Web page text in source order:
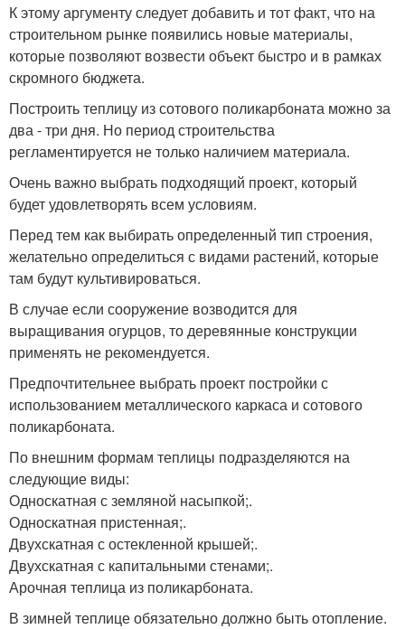
К этому аргументу следует добавить и тот факт, что на
строительном рынке появились новые материалы,
которые позволяют возвести объект быстро и в рамках
скромного бюджета.
Построить теплицу из сотового поликарбоната можно за
два - три дня. Но период строительства
регламентируется не только наличием материала.
Очень важно выбрать подходящий проект, который
будет удовлетворять всем условиям.
Перед тем как выбирать определенный тип строения,
желательно определиться с видами растений, которые
там будут культивироваться.
В случае если сооружение возводится для
выращивания огурцов, то деревянные конструкции
применять не рекомендуется.
Предпочтительнее выбрать проект постройки с
использованием металлического каркаса и сотового
поликарбоната.
По внешним формам теплицы подразделяются на
следующие виды:
Односкатная с земляной насыпкой;.
Односкатная пристенная;.
Двухскатная с остекленной крышей;.
Двухскатная с капитальными стенами;.
Арочная теплица из поликарбоната.
В зимней теплице обязательно должно быть отопление.